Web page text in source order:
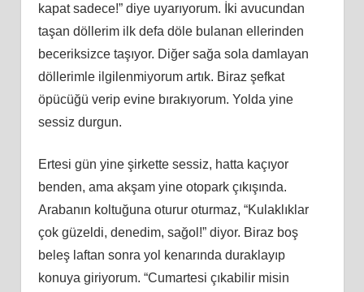
kapat sadece!” diye uyarıyorum. İki avucundan
taşan döllerim ilk defa döle bulanan ellerinden
beceriksizce taşıyor. Diğer sağa sola damlayan
döllerimle ilgilenmiyorum artık. Biraz şefkat
öpücüğü verip evine bırakıyorum. Yolda yine
sessiz durgun.
Ertesi gün yine şirkette sessiz, hatta kaçıyor
benden, ama akşam yine otopark çıkışında.
Arabanın koltuğuna oturur oturmaz, “Kulaklıklar
çok güzeldi, denedim, sağol!” diyor. Biraz boş
beleş laftan sonra yol kenarında duraklayıp
konuya giriyorum. “Cumartesi çıkabilir misin